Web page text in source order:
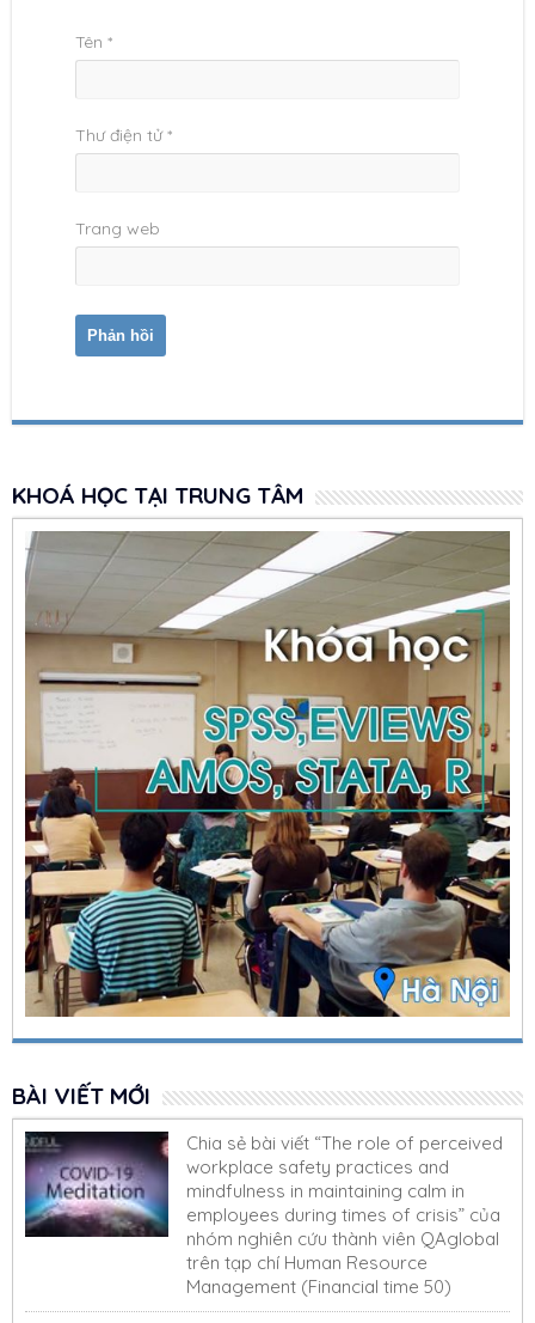
Tên *
Thư điện tử*
Trang web
KHOÁ HỌC TẠI TRUNG TÂM
BÀI VIẾT MỚI
Chia sẻ bài viết “The role of perceived
workplace safety practices and
mindfulness in maintaining calm in
employees during times of crisis” của
nhóm nghiên cứu thành viên QAglobal
trên tạp chí Human Resource
Management (Financial time 50)